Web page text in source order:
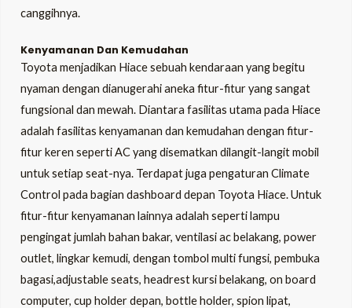
canggihnya.
Kenyamanan Dan Kemudahan
Toyota menjadikan Hiace sebuah kendaraan yang begitu
nyaman dengan dianugerahi aneka fitur-fitur yang sangat
fungsional dan mewah. Diantara fasilitas utama pada Hiace
adalah fasilitas kenyamanan dan kemudahan dengan fitur-
fitur keren seperti AC yang disematkan dilangit-langit mobil
untuk setiap seat-nya. Terdapat juga pengaturan Climate
Control pada bagian dashboard depan Toyota Hiace. Untuk
fitur-fitur kenyamanan lainnya adalah seperti lampu
pengingat jumlah bahan bakar, ventilasi ac belakang, power
outlet, lingkar kemudi, dengan tombol multi fungsi, pembuka
bagasi,adjustable seats, headrest kursi belakang, on board
computer, cup holder depan, bottle holder, spion lipat,